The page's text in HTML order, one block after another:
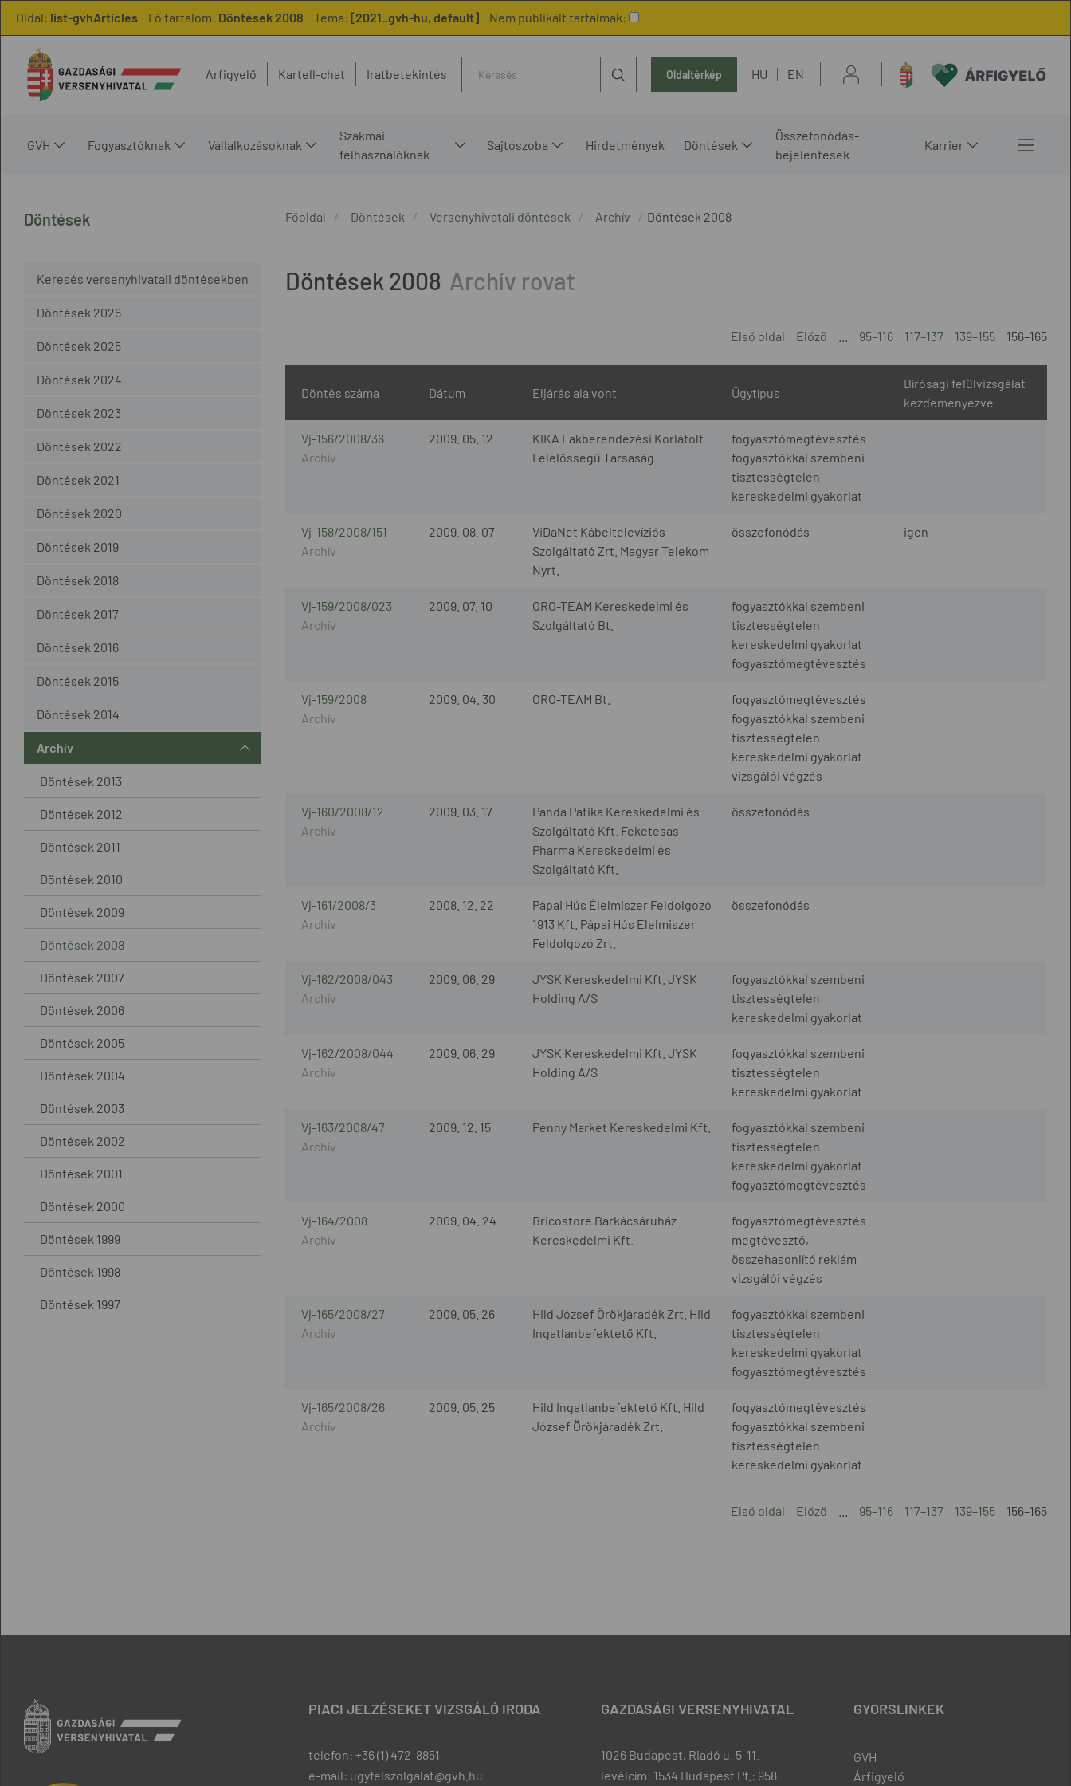
Oldal: list-gvhArticles Fő tartalom: Döntések 2008 Téma: [2021_gvh-hu, default] Nem publikált tartalmak:
Árfigyelő Kartell-chat Iratbetekintés Oldaltérkép HU EN
GVH Fogyasztóknak Vállalkozásoknak
Szakmai
felhasználóknak
Sajtószoba Hirdetmények Döntések
Összefonódás-
bejelentések
Karrier
Döntések
Keresés versenyhivatali döntésekben
Döntések 2026
Döntések 2025
Döntések 2024
Döntések 2023
Döntések 2022
Döntések 2021
Döntések 2020
Döntések 2019
Döntések 2018
Döntések 2017
Döntések 2016
Döntések 2015
Döntések 2014
Archív
Döntések 2013
Döntések 2012
Döntések 2011
Döntések 2010
Döntések 2009
Döntések 2008
Döntések 2007
Döntések 2006
Döntések 2005
Döntések 2004
Döntések 2003
Döntések 2002
Döntések 2001
Döntések 2000
Döntések 1999
Döntések 1998
Döntések 1997
Főoldal Döntések Versenyhivatali döntések Archív Döntések 2008
Döntések 2008
Első oldal Előző 95–116 117–137 139–155 156–165
Dátum
Döntés száma Eljárás alá vont Ügytípus
Bírósági felülvizsgálat
kezdeményezve
2009. 05. 12
Vj-156/2008/36
KIKA Lakberendezési Korlátolt
Felelősségű Társaság
fogyasztómegtévesztés
fogyasztókkal szembeni
tisztességtelen
kereskedelmi gyakorlat
2009. 08. 07
Vj-158/2008/151
ViDaNet Kábeltelevíziós
Szolgáltató Zrt. Magyar Telekom
Nyrt.
összefonódás igen
2009. 07. 10
Vj-159/2008/023
ORO-TEAM Kereskedelmi és
Szolgáltató Bt.
fogyasztókkal szembeni
tisztességtelen
kereskedelmi gyakorlat
fogyasztómegtévesztés
2009. 04. 30
Vj-159/2008 ORO-TEAM Bt.
fogyasztómegtévesztés
fogyasztókkal szembeni
tisztességtelen
kereskedelmi gyakorlat
vizsgálói végzés
2009. 03. 17
Vj-160/2008/12
Panda Patika Kereskedelmi és
Szolgáltató Kft. Feketesas
Pharma Kereskedelmi és
Szolgáltató Kft.
összefonódás
2008. 12. 22
Vj-161/2008/3
Pápai Hús Élelmiszer Feldolgozó
1913 Kft. Pápai Hús Élelmiszer
Feldolgozó Zrt.
összefonódás
2009. 06. 29
Vj-162/2008/043
JYSK Kereskedelmi Kft. JYSK
Holding A/S
fogyasztókkal szembeni
tisztességtelen
kereskedelmi gyakorlat
2009. 06. 29
Vj-162/2008/044
JYSK Kereskedelmi Kft. JYSK
Holding A/S
fogyasztókkal szembeni
tisztességtelen
kereskedelmi gyakorlat
2009. 12. 15
Vj-163/2008/47 Penny Market Kereskedelmi Kft.
fogyasztókkal szembeni
tisztességtelen
kereskedelmi gyakorlat
fogyasztómegtévesztés
2009. 04. 24
Vj-164/2008
Bricostore Barkácsáruház
Kereskedelmi Kft.
fogyasztómegtévesztés
megtévesztő,
összehasonlító reklám
vizsgálói végzés
2009. 05. 26
Vj-165/2008/27
Hild József Örökjáradék Zrt. Hild
Ingatlanbefektető Kft.
fogyasztókkal szembeni
tisztességtelen
kereskedelmi gyakorlat
fogyasztómegtévesztés
2009. 05. 25
Vj-165/2008/26
Hild Ingatlanbefektető Kft. Hild
József Örökjáradék Zrt.
fogyasztómegtévesztés
fogyasztókkal szembeni
tisztességtelen
kereskedelmi gyakorlat
Első oldal Előző 95–116 117–137 139–155 156–165
PIACI JELZÉSEKET VIZSGÁLÓ IRODA
telefon: +36 (1) 472-8851
e-mail: ugyfelszolgalat@gvh.hu
GAZDASÁGI VERSENYHIVATAL
1026 Budapest, Riadó u. 5-11.
levélcím: 1534 Budapest Pf.: 958
GYORSLINKEK
GVH
Árfigyelő